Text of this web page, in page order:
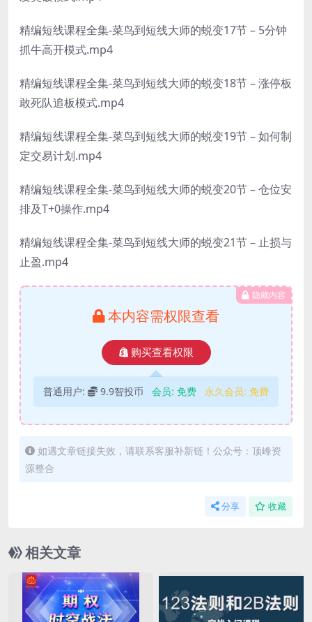
精编短线课程全集-菜鸟到短线大师的蜕变17节 – 5分钟
抓牛高开模式.mp4
精编短线课程全集-菜鸟到短线大师的蜕变18节 – 涨停板
敢死队追板模式.mp4
精编短线课程全集-菜鸟到短线大师的蜕变19节 – 如何制
定交易计划.mp4
精编短线课程全集-菜鸟到短线大师的蜕变20节 – 仓位安
排及T+0操作.mp4
精编短线课程全集-菜鸟到短线大师的蜕变21节 – 止损与
止盈.mp4
隐藏内容
本内容需权限查看
购买查看权限
普通用户: 9.9智投币 会员: 免费 永久会员: 免费
如遇文章链接失效，请联系客服补新链！公众号：顶峰资
源整合
分享 收藏
相关文章